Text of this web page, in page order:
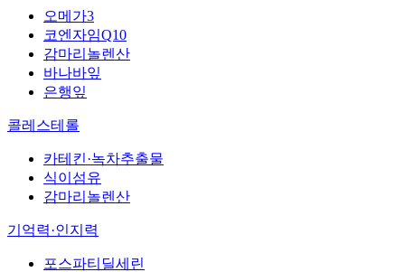
오메가3
코엔자임Q10
감마리놀렌산
바나바잎
은행잎
콜레스테롤
카테킨·녹차추출물
식이섬유
감마리놀렌산
기억력·인지력
포스파티딜세린